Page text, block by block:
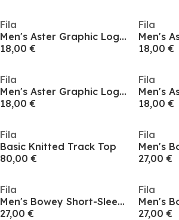
Fila
Men's Aster Graphic Logo Ringer T-Shirt
18,00 €
Fila
18,00 €
Fila
Men's Aster Graphic Logo Ringer T-Shirt
18,00 €
Fila
18,00 €
Fila
Basic Knitted Track Top
80,00 €
Fila
27,00 €
Fila
Men's Bowey Short-Sleeve Tipping Polo Shirt
27,00 €
Fila
27,00 €